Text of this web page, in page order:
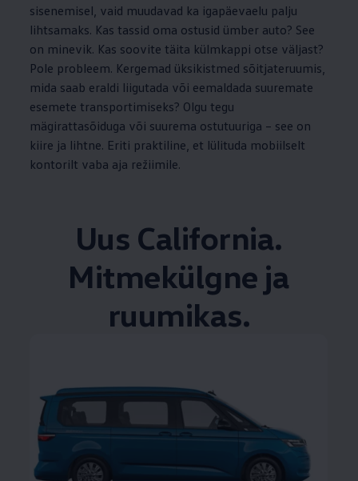
sisenemisel, vaid muudavad ka igapäevaelu palju
lihtsamaks. Kas tassid oma ostusid ümber auto? See
on minevik. Kas soovite täita külmkappi otse väljast?
Pole probleem. Kergemad üksikistmed sõitjateruumis,
mida saab eraldi liigutada või eemaldada suuremate
esemete transportimiseks? Olgu tegu
mägirattasõiduga või suurema ostutuuriga – see on
kiire ja lihtne. Eriti praktiline, et lülituda mobiilselt
kontorilt vaba aja režiimile.
Uus California.
Mitmekülgne ja
ruumikas.